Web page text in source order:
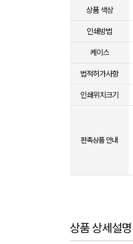
상품 색상
인쇄방법
케이스
법적허가사항
인쇄위치크기
판촉상품 안내
상품 상세설명